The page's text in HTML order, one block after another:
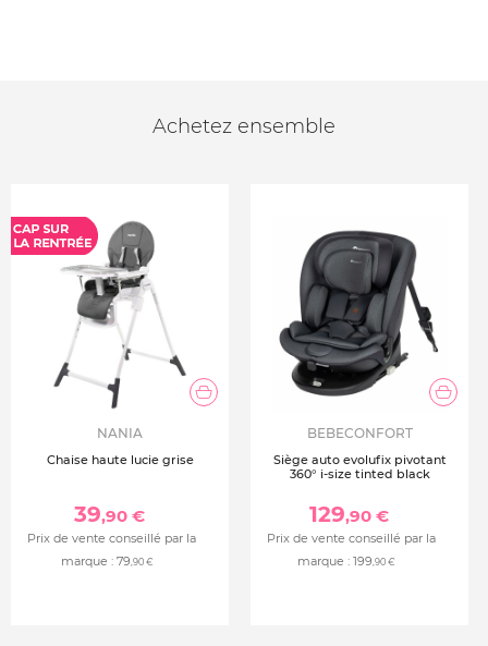
Achetez ensemble
NANIA
Chaise haute lucie grise
39,90 €
Prix de vente conseillé par la
marque : 79,90 €
BEBECONFORT
Siège auto evolufix pivotant
360° i-size tinted black
129,90 €
Prix de vente conseillé par la
marque : 199,90 €